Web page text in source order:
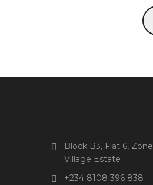
Block B3, Flat 6,
Village Estate
+234 8108 396 838